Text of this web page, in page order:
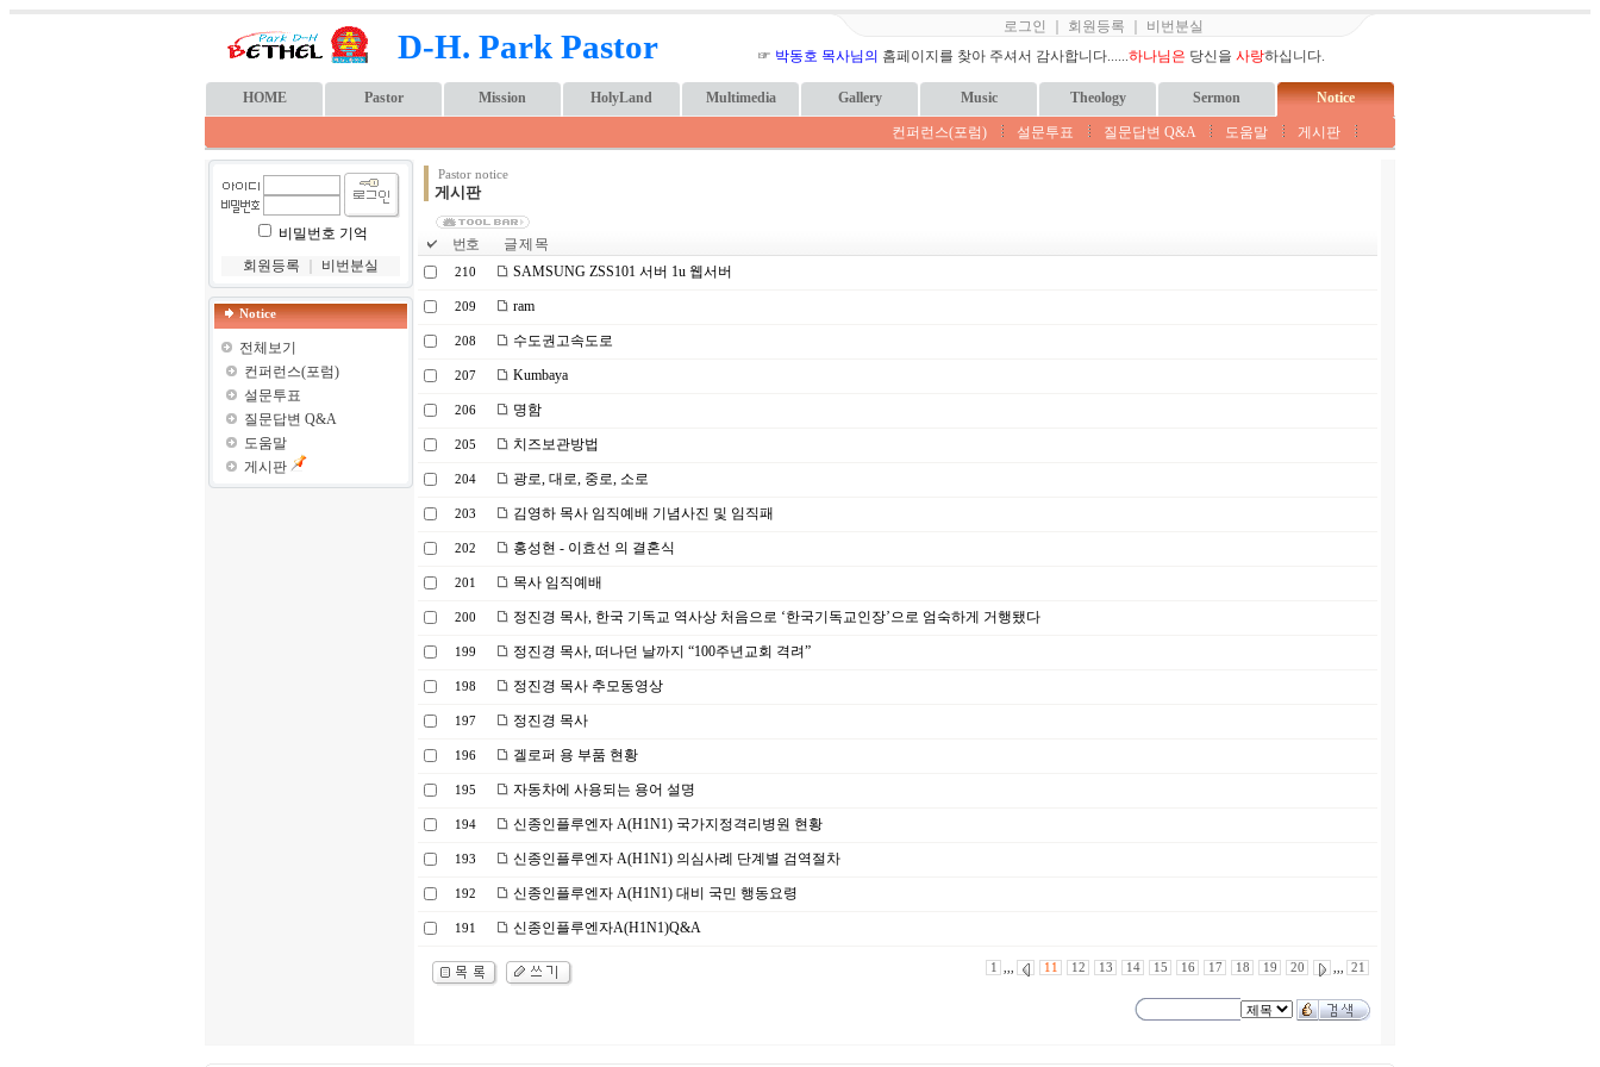
D-H. Park Pastor
로그인 회원등록
비번분실
☞ 박동호 목사님의 홈페이지를 찾아 주셔서 감사합니다......하나님은 당신을 사랑하십니다.
HOME Pastor Mission HolyLand Multimedia Gallery Music Theology Sermon Notice
컨퍼런스(포럼) 설문투표 질문답변 Q&A 도움말 게시판
비밀번호 기억
회원등록
비번분실
Notice
전체보기
컨퍼런스(포럼)
설문투표
질문답변 Q&A
도움말
게시판
Pastor notice
게시판
번호 글 제 목
210 SAMSUNG ZSS101 서버 1u 웹서버
209 ram
208 수도권고속도로
207 Kumbaya
206 명함
205 치즈보관방법
204 광로, 대로, 중로, 소로
203 김영하 목사 임직예배 기념사진 및 임직패
202 홍성현 - 이효선 의 결혼식
201 목사 임직예배
200 정진경 목사, 한국 기독교 역사상 처음으로 ‘한국기독교인장’으로 엄숙하게 거행됐다
199 정진경 목사, 떠나던 날까지 “100주년교회 격려”
198 정진경 목사 추모동영상
197 정진경 목사
196 겔로퍼 용 부품 현황
195 자동차에 사용되는 용어 설명
194 신종인플루엔자 A(H1N1) 국가지정격리병원 현황
193 신종인플루엔자 A(H1N1) 의심사례 단계별 검역절차
192 신종인플루엔자 A(H1N1) 대비 국민 행동요령
191 신종인플루엔자A(H1N1)Q&A
1 ,,, 11 12 13 14 15 16 17 18 19 20 ,,, 21